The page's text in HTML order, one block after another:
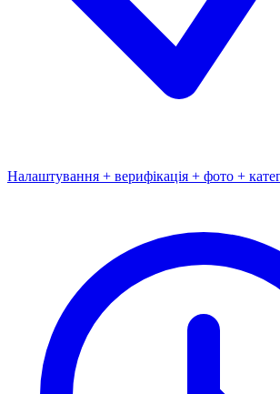
Налаштування + верифікація + фото +